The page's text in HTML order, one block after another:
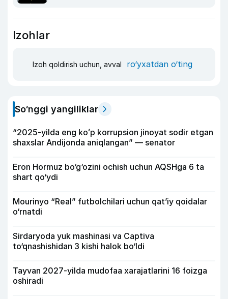
Izohlar
Izoh qoldirish uchun, avval ro‘yxatdan o‘ting
So‘nggi yangiliklar
“2025-yilda eng koʻp korrupsion jinoyat sodir etgan
shaxslar Andijonda aniqlangan” — senator
Eron Hormuz bo‘g‘ozini ochish uchun AQSHga 6 ta
shart qo‘ydi
Mourinyo “Real” futbolchilari uchun qat’iy qoidalar
o‘rnatdi
Sirdaryoda yuk mashinasi va Captiva
to‘qnashishidan 3 kishi halok bo‘ldi
Tayvan 2027-yilda mudofaa xarajatlarini 16 foizga
oshiradi